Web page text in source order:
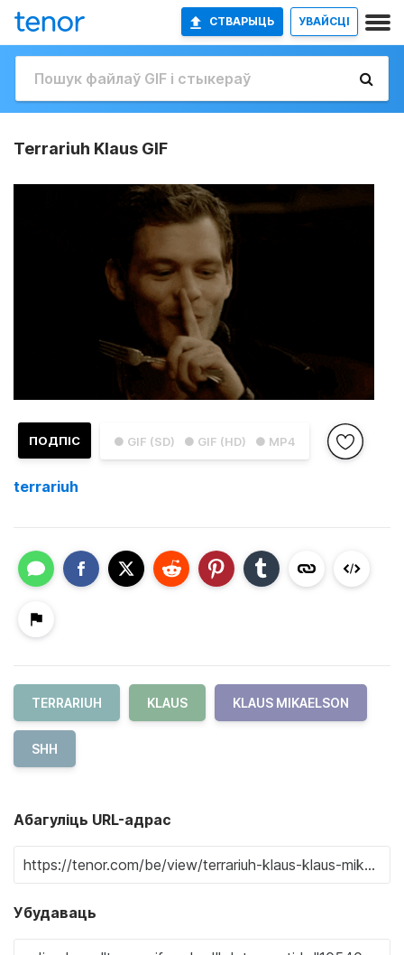
СТВАРЫЦЬ УВАЙСЦІ
Terrariuh Klaus GIF
● GIF (SD) ● GIF (HD) ● MP4
ПОДПІС
terrariuh
TERRARIUH KLAUS KLAUS MIKAELSON
SHH
Абагуліць URL-адрас
Убудаваць